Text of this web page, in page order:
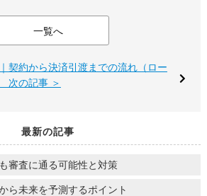
一覧へ
契約から決済引渡までの流れ（ロー
次の記事 ＞
最新の記事
審査に通る可能性と対策
ら未来を予測するポイント